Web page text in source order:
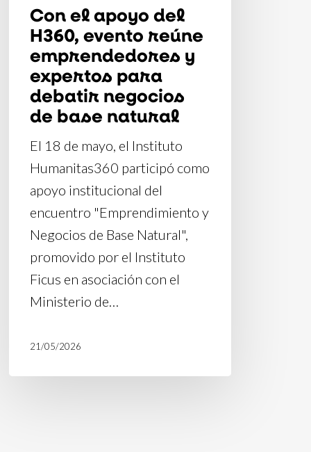
para
debatir
negocios
base
natural
Con el apoyo del
H360, evento reúne
emprendedores y
expertos para
debatir negocios
de base natural
El 18 de mayo, el Instituto
Humanitas360 participó como
apoyo institucional del
encuentro "Emprendimiento y
Negocios de Base Natural",
promovido por el Instituto
Ficus en asociación con el
Ministerio de…
21/05/2026